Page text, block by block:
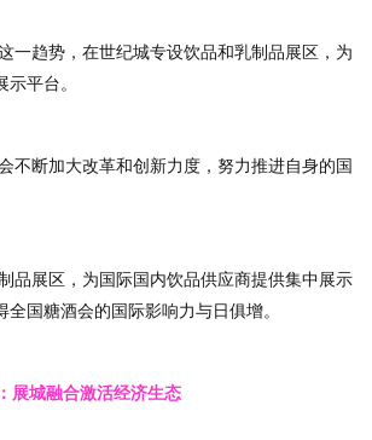
一趋势，在世纪城专设饮品和乳制品展区，为
平台。
不断加大改革和创新力度，努力推进自身的国
品展区，为国际国内饮品供应商提供集中展示
国糖酒会的国际影响力与日俱增。
展城融合激活经济生态